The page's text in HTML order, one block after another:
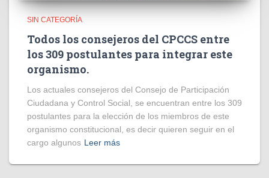
SIN CATEGORÍA
Todos los consejeros del CPCCS entre
los 309 postulantes para integrar este
organismo.
Los actuales consejeros del Consejo de Participación
Ciudadana y Control Social, se encuentran entre los 309
postulantes para la elección de los miembros de este
organismo constitucional, es decir quieren seguir en el
cargo algunos Leer más